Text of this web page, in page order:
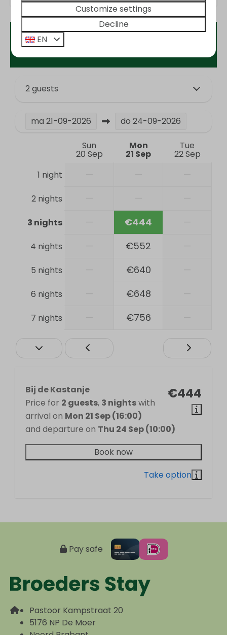
Entertainment
Flat screen TV
Wifi
Coffe brewing system
Cutlery
Drinking glasses
Gas stove
Kitchenware
Location
Quiet location
Outdoors
Garden Furniture
Lounge Set
Patio
Parking: 1
Safety
Smoke Detector
Availability and Price
2 guests
ma 21-09-2026 do 24-09-2026
Sun
20 Sep
Mon
21 Sep
Tue
22 Sep
1 night
2 nights
3 nights €444
4 nights €552
5 nights €640
6 nights €648
7 nights €756
€444
Bij de Kastanje
Price for 2 guests, 3 nightswith
arrival on Mon 21 Sep (16:00)
and departure on Thu 24 Sep (10:00)
Book now
Pay safe
Pastoor Kampstraat 20
5176 NP De Moer
Customize settings
Decline
EN